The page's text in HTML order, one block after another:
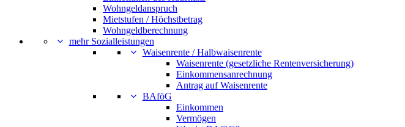
Wohngeldanspruch
Mietstufen / Höchstbetrag
Wohngeldberechnung
mehr Sozialleistungen
Waisenrente / Halbwaisenrente
Waisenrente (gesetzliche Rentenversicherung)
Einkommensanrechnung
Antrag auf Waisenrente
BAföG
Einkommen
Vermögen